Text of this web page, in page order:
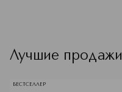
Лучшие продажи
БЕСТСЕЛЛЕР